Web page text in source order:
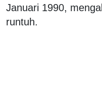
Januari 1990,
runtuh.